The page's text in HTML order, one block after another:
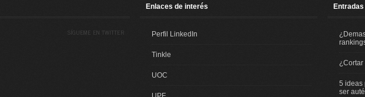
SÍGUEME EN TWITTER
Enlaces de interés
Perfil LinkedIn
Tinkle
UOC
¿Cortar
5 ideas
ser